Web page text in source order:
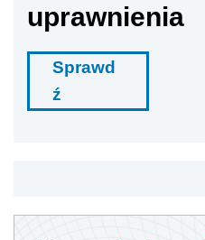
uprawnienia
Sprawd
ź